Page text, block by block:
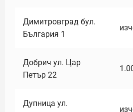
Димитровград бул.
България 1
Добрич ул. Цар
Петър 22
Дупница ул.